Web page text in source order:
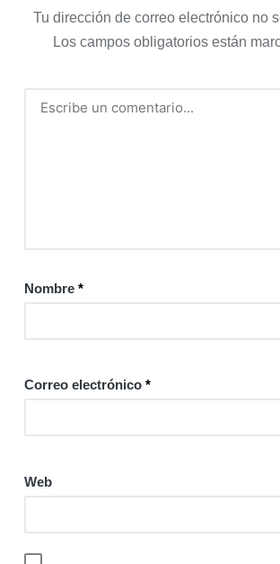
Tu dirección de correo electrónico no
Los campos obligatorios están
Nombre *
Correo electrónico *
Web